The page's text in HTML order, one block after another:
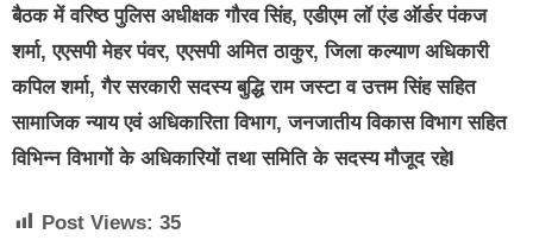
बैठक में वरिष्ठ पुलिस अधीक्षक गौरव सिंह, एडीएम लॉ एंड ऑर्डर पंकज
शर्मा, एएसपी मेहर पंवर, एएसपी अमित ठाकुर, जिला कल्याण अधिकारी
कपिल शर्मा, गैर सरकारी सदस्य बुद्धि राम जस्टा व उत्तम सिंह सहित
सामाजिक न्याय एवं अधिकारिता विभाग, जनजातीय विकास विभाग सहित
विभिन्न विभागों के अधिकारियों तथा समिति के सदस्य मौजूद रहेI
Post Views: 35